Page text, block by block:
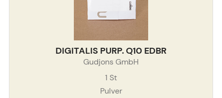
DIGITALIS PURP. Q10 EDBR
Gudjons GmbH
1 St
Pulver